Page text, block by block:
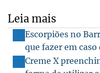
Leia mais
Escorpiões no
que fazer em caso
Creme X